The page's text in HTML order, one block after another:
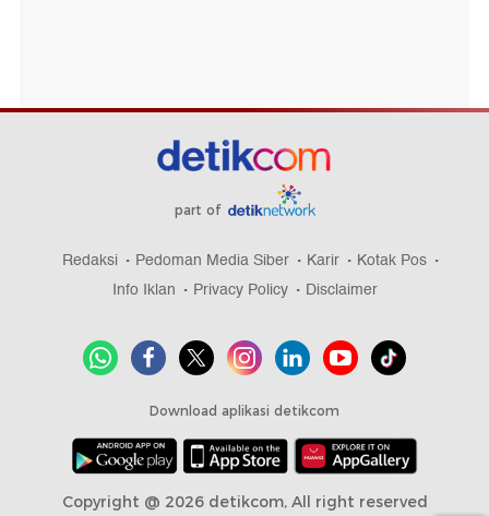
part of
Redaksi Pedoman Media Siber Karir
Kotak Pos
Info Iklan
Privacy Policy Disclaimer
Download aplikasi detikcom
Copyright @ 2026 detikcom, All right reserved